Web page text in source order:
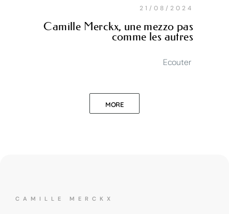
21/08/2024
Camille Merckx, une mezzo pas
comme les autres
Ecouter
MORE
CAMILLE MERCKX